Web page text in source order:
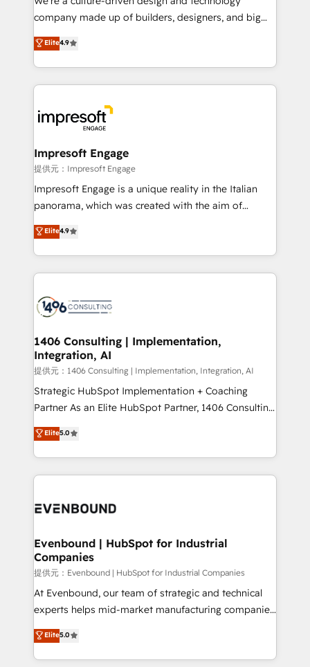
that drive measurable growth. 🌎 Highlights: • 10+
Platform Migration Excellence. • Top 3 Partner of the
Year LATAM 2022, 2023, 2024, 2025. • Partner of the
business with HubSpot? Let Cebra’s experts help
you grow faster, smarter, and with impact.
company made up of builders, designers, and big
thinkers. We blend strategy, design, and
development—always fueled by curiosity—to turn
ideas, opportunities, and challenges into meaningful
experiences. To us, technology is more than just
and—most importantly—simple. That’s why we lean
into bold ideas and shape them into thoughtful
products and strategies that actually make a
difference.
Elite4.9
Impresoft Engage
提供元：Impresoft Engage
Impresoft Engage is a unique reality in the Italian
panorama, which was created with the aim of
putting Customer Experience at the center by
creating digital environments capable of integrating
people, processes and data. We offer the best
digital solutions on the market, ranging from CRM
marketing automation to online and offline sales
allowing companies to optimize processes and meet
the needs of the customer. We are part of Impresoft
Group, a group of specialized and complementary
companies that divide their offer into 4
Competence Centers: Smart Manufacturing,
The synergies generated by these integrations,
together with the combination of talents, skills,
to accompany companies on their digital
Elite4.9
1406 Consulting | Implementation,
Integration, AI
提供元：1406 Consulting | Implementation, Integration, AI
Strategic HubSpot Implementation + Coaching
Partner As an Elite HubSpot Partner, 1406 Consulting
helps mid-market revenue teams transform how
they sell, market, and serve. We don't just build your
HubSpot—we teach your team to own it, then stay
to help you keep winning. What We Do ⚙️ CRM
Data & Content 📈 Sales & Marketing Alignment +
Agent Creation 🔄 Custom Integrations & Data
Migration Why 1406 We become part of your team.
Your team learns while we build. We fix what others
broke. Built for mid-market reality—practical
solutions that work with your actual headcount and
HubSpot partners 🔄 Top 5% globally in client
retention 📅 8+ years of consistent results since 2017
Elite5.0
Evenbound | HubSpot for Industrial
Companies
提供元：Evenbound | HubSpot for Industrial Companies
At Evenbound, our team of strategic and technical
experts helps mid-market manufacturing companies
achieve real growth. We specialize in delivering
tailored solutions that drive results by leveraging
HubSpot’s platform and data to fuel success.
Elite5.0